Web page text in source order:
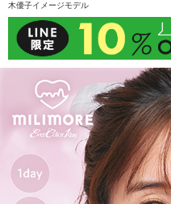
木優子イメージモデル